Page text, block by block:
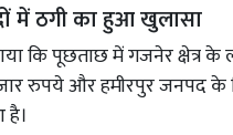
में ठगी का हुआ खुलासा
कि पूछताछ में गजनेर क्षेत्र के
रुपये और हमीरपुर जनपद के